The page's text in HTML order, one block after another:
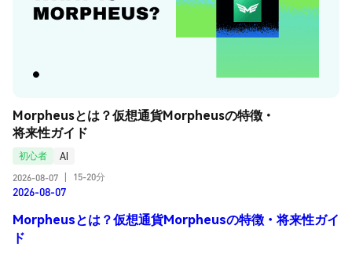
Morpheusとは？仮想通貨Morpheusの特徴・
将来性ガイド
初心者
AI
2026-08-07
15-20分
2026-08-07
Morpheusとは？仮想通貨Morpheusの特徴・将来性ガイ
ド